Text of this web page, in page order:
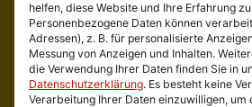
helfen, diese Website und Ihre Erfahrung
Personenbezogene Daten können
Adressen), z. B. für personalisierte
Messung von Anzeigen und Inhalten.
die Verwendung Ihrer Daten finden Sie in
Datenschutzerklärung. Es besteht keine
Verarbeitung Ihrer Daten einzuwilligen, um